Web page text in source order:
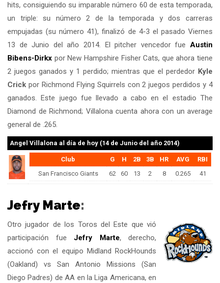
hits, consiguiendo su imparable número 60 de esta temporada,
un triple: su número 2 de la temporada y dos carreras
empujadas (su número 41), finalizó de 4-3 el pasado Viernes
13 de Junio del año 2014. El pitcher vencedor fue Austin
Bibens-Dirkx por New Hampshire Fisher Cats, que ahora tiene
2 juegos ganados y 1 perdido; mientras que el perdedor Kyle
Crick por Richmond Flying Squirrels con 2 juegos perdidos y 4
ganados. Este juego fue llevado a cabo en el estadio The
Diamond de Richmond; Villalona cuenta ahora con un average
general de .265.
Angel Villalona al día de hoy (14 de Junio del año 2014)
Club G H 2B 3B HR AVG
RBI
San Francisco Giants
62 60 13 2 8 0.265 41
Jefry Marte:
Otro jugador de los Toros del Este que vió
participación fue Jefry Marte, derecho,
accionó con el equipo Midland RockHounds
(Oakland) vs San Antonio Missions (San
Diego Padres) de AA en la Liga Americana, en